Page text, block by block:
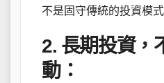
不是固守傳統的投資模式
2. 長期投資，
動：